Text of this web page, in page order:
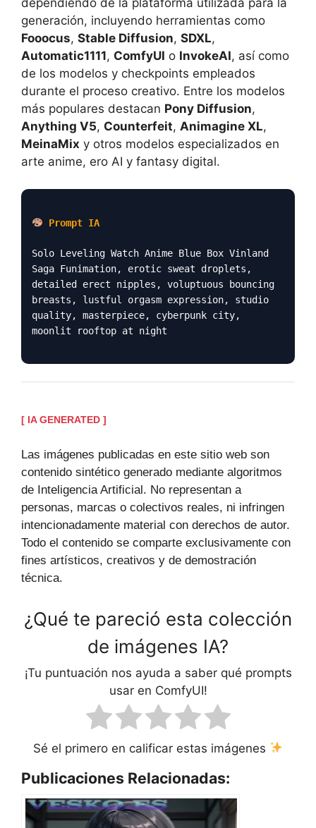
dependiendo de la plataforma utilizada para la
generación, incluyendo herramientas como
Fooocus, Stable Diffusion, SDXL,
Automatic1111, ComfyUI o InvokeAI, así como
de los modelos y checkpoints empleados
durante el proceso creativo. Entre los modelos
más populares destacan Pony Diffusion,
Anything V5, Counterfeit, Animagine XL,
MeinaMix y otros modelos especializados en
arte anime, ero AI y fantasy digital.
Prompt IA
Solo Leveling Watch Anime Blue Box Vinland
Saga Funimation, erotic sweat droplets,
detailed erect nipples, voluptuous bouncing
breasts, lustful orgasm expression, studio
quality, masterpiece, cyberpunk city,
moonlit rooftop at night
[ IA GENERATED ]
Las imágenes publicadas en este sitio web son
contenido sintético generado mediante algoritmos
de Inteligencia Artificial. No representan a
personas, marcas o colectivos reales, ni infringen
intencionadamente material con derechos de autor.
Todo el contenido se comparte exclusivamente con
fines artísticos, creativos y de demostración
técnica.
¿Qué te pareció esta colección
de imágenes IA?
¡Tu puntuación nos ayuda a saber qué prompts
usar en ComfyUI!
Sé el primero en calificar estas imágenes
Publicaciones Relacionadas: